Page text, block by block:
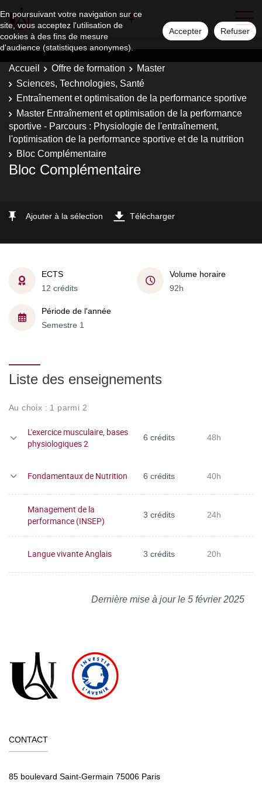
En poursuivant votre navigation sur ce
site, vous acceptez l'utilisation de
cookies à des fins de mesure
d'audience (statistiques anonymes).
Accepter Refuser
Accueil Offre de formation
Master
Sciences, Technologies, Santé
Entraînement et optimisation de la performance sportive
Master Entraînement et optimisation de la performance
sportive - Parcours : Physiologie de l'entraînement,
l'optimisation de la performance sportive et de la nutrition
Bloc Complémentaire
Bloc Complémentaire
Ajouter à la sélection Télécharger
ECTS
12 crédits
Volume horaire
92h
Période de l'année
Semestre 1
Liste des enseignements
Au choix : 1 parmi 2
L'exercice musculaire, bases
physiologiques 2
6 crédits 48h
Fondamentaux de Nutrition 6 crédits 40h
Management de la
performance (INSEP)
3 crédits 24h
Langue vivante Anglais 3 crédits 20h
Dernière mise à jour le 5 février 2025
CONTACT
85 boulevard Saint-Germain 75006 Paris